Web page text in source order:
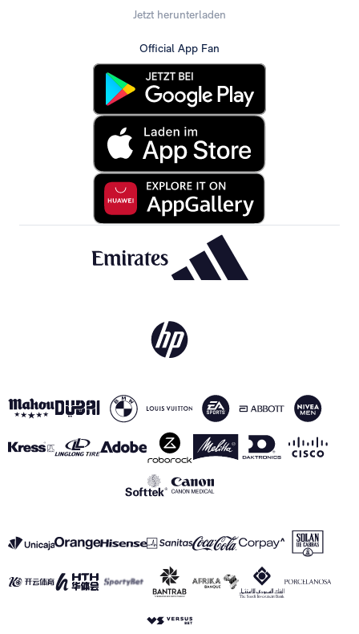
Jetzt herunterladen
Official App Fan